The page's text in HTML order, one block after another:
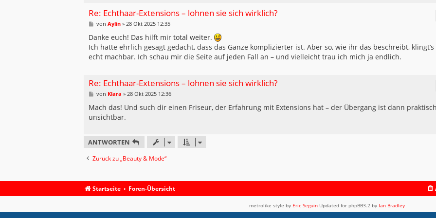
Re: Echthaar-Extensions – lohnen sie sich wirklich?
B
i
t
r
a
g
von Aylin» 28 Okt 2025 12:35
Danke euch! Das hilft mir total weiter.
Ich hätte ehrlich gesagt gedacht, dass das Ganze komplizierter ist. Aber so, wie ihr das beschreibt, klingt’s
echt machbar. Ich schau mir die Seite auf jeden Fall an – und vielleicht trau ich mich ja endlich.
Re: Echthaar-Extensions – lohnen sie sich wirklich?
B
i
t
r
von Klara » 28 Okt 2025 12:36
Mach das! Und such dir einen Friseur, der Erfahrung mit Extensions hat – der Übergang ist dann praktisch
unsichtbar.
ANTWORTEN
Zurück zu „Beauty & Mode“
Startseite Foren-Übersicht
metrolike style by Eric Seguin Updated for phpBB3.2 by Ian Bradley
Powered byphpBB® Forum Software © phpBB Limited